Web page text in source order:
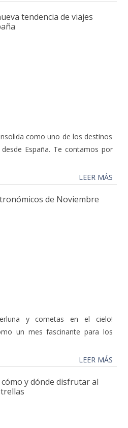
tendencia de viajes
como uno de los destinos
España. Te contamos por
LEER MÁS
de Noviembre
y cometas en el cielo!
un mes fascinante para los
LEER MÁS
y dónde disfrutar al